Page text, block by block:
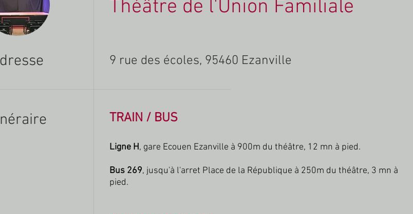
Théâtre de l'Union Familiale
9 rue des écoles, 95460 Ezanville
TRAIN / BUS
Ligne H, gare Ecouen Ezanville à 900m du théâtre, 12 mn à pied.
Bus 269, jusqu'à l'arret Place de la République à 250m du théâtre, 3 mn à
pied.